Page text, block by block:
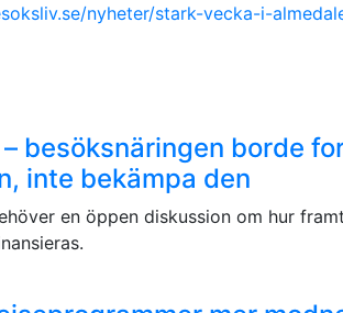
nyheter/stark-vecka-i-
besöksnäringen borde
inte bekämpa den
en öppen diskussion om hur